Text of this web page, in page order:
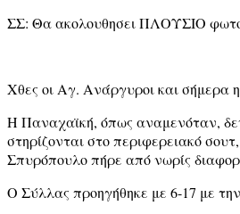
ΣΣ: Θα ακολουθησει ΠΛΟΥΣΙΟ
Χθες οι Αγ. Ανάργυροι και σήμερα
Η Παναχαϊκή, όπως αναμενόταν,
στηρίζονται στο περιφερειακό
Σπυρόπουλο πήρε από νωρίς
Ο Σύλλας προηγήθηκε με 6-17 με